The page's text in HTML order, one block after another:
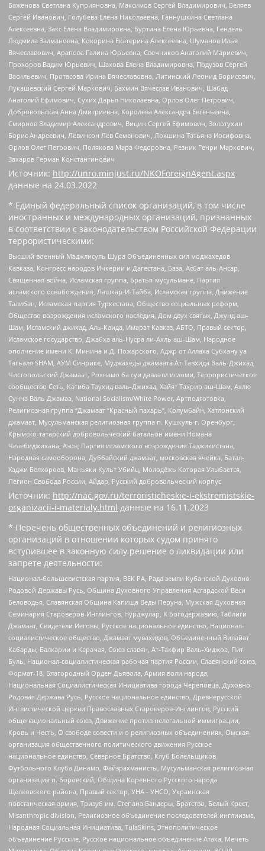
Баженова Светлана Куприяновна, Максимов Сергей Владимирович, Беляев
Сергей Иванович, Голубева Елена Николаевна, Ганнушкина Светлана
Алексеевна, Закс Елена Владимировна, Буртина Елена Юрьевна, Гендель
Людмила Залмановна, Кокорина Екатерина Алексеевна, Шуманов Илья
Вячеславович, Арапова Галина Юрьевна, Свечников Анатолий Мариевич,
Прохоров Вадим Юрьевич, Шахова Елена Владимировна, Подузов Сергей
Васильевич, Протасова Ирина Вячеславовна, Литинский Леонид Борисович,
Лукашевский Сергей Маркович, Бахмин Вячеслав Иванович, Шабад
Анатолий Ефимович, Сухих Дарья Николаевна, Орлов Олег Петрович,
Добровольская Анна Дмитриевна, Королева Александра Евгеньевна,
Смирнов Владимир Александрович, Вицин Сергей Ефимович, Золотухин
Борис Андреевич, Левинсон Лев Семенович, Локшина Татьяна Иосифовна,
Орлов Олег Петрович, Полякова Мара Федоровна, Резник Генри Маркович,
Захаров Герман Константинович
Источник: http://unro.minjust.ru/NKOForeignAgent.aspx
данные на 24.03.2022
* Единый федеральный список организаций, в том числе
иностранных и международных организаций, признанных
в соответствии с законодательством Российской Федерации
террористическими:
Высший военный Маджлисуль Шура Объединенных сил моджахедов
Кавказа, Конгресс народов Ичкерии и Дагестана, База, Асбат аль-Ансар,
Священная война, Исламская группа, Братья-мусульмане, Партия
исламского освобождения, Лашкар-И-Тайба, Исламская группа, Движение
Талибан, Исламская партия Туркестана, Общество социальных реформ,
Общество возрождения исламского наследия, Дом двух святых, Джунд аш-
Шам, Исламский джихад, Аль-Каида, Имарат Кавказ, АБТО, Правый сектор,
Исламское государство, Джабха аль-Нусра ли-Ахль аш-Шам, Народное
ополчение имени К. Минина и Д. Пожарского, Аджр от Аллаха Субхану уа
Тагьаля SHAM, АУМ Синрике, Муджахеды джамаата Ат-Тавхида Валь-Джихад,
Чистопольский Джамаат, Рохнамо ба суи давлати исломи, Террористическое
сообщество Сеть, Катиба Таухид валь-Джихад, Хайят Тахрир аш-Шам, Ахлю
Сунна Валь Джамаа, National Socialism/White Power, Артподготовка,
Религиозная группа “Джамаат “Красный пахарь”, Колумбайн, Хатлонский
джамаат, Мусульманская религиозная группа п. Кушкуль г. Оренбург,
Крымско-татарский добровольческий батальон имени Номана
Челебиджихана, Азов, Партия исламского возрождения Таджикистана,
Народная самооборона, Дуббайский джамаат, московская ячейка, Батал-
Хаджи Белхороев, Маньяки Культ Убийц, Молодёжь Которая Улыбается,
Легион Свобода России, Айдар, Русский добровольческий корпус
Источник: http://nac.gov.ru/terroristicheskie-i-ekstremistskie-
organizacii-i-materialy.html данные на 16.11.2023
* Перечень общественных объединений и религиозных
организаций в отношении которых судом принято
вступившее в законную силу решение о ликвидации или
запрете деятельности:
Национал-большевистская партия, ВЕК РА, Рада земли Кубанской Духовно
Родовой Державы Русь, Община Духовного Управления Асгардской Веси
Беловодья, Славянская Община Капища Веды Перуна, Мужская Духовная
Семинария Староверов-Инглингов, Нурджулар, К Богодержавию, Таблиги
Джамаат, Свидетели Иеговы, Русское национальное единство, Национал-
социалистическое общество, Джамаат мувахидов, Объединенный Вилайат
Кабарды, Балкарии и Карачая, Союз славян, Ат-Такфир Валь-Хиджра, Пит
Буль, Национал-социалистическая рабочая партия России, Славянский союз,
Формат-18, Благородный Орден Дьявола, Армия воли народа,
Национальная Социалистическая Инициатива города Череповца, Духовно-
Родовая Держава Русь, Русское национальное единство, Древнерусской
Инглистической церкви Православных Староверов-Инглингов, Русский
общенациональный союз, Движение против нелегальной иммиграции,
Кровь и Честь, О свободе совести и о религиозных объединениях, Омская
организация общественного политического движения Русское
национальное единство, Северное Братство, Клуб Болельщиков
Футбольного Клуба Динамо, Файзрахманисты, Мусульманская религиозная
организация п. Боровский, Община Коренного Русского народа
Щелковского района, Правый сектор, УНА - УНСО, Украинская
повстанческая армия, Тризуб им. Степана Бандеры, Братство, Белый Крест,
Misanthropic division, Религиозное объединение последователей инглиизма,
Народная Социальная Инициатива, TulaSkins, Этнополитическое
объединение Русские, Русское национальное объединение Атака, Мечеть